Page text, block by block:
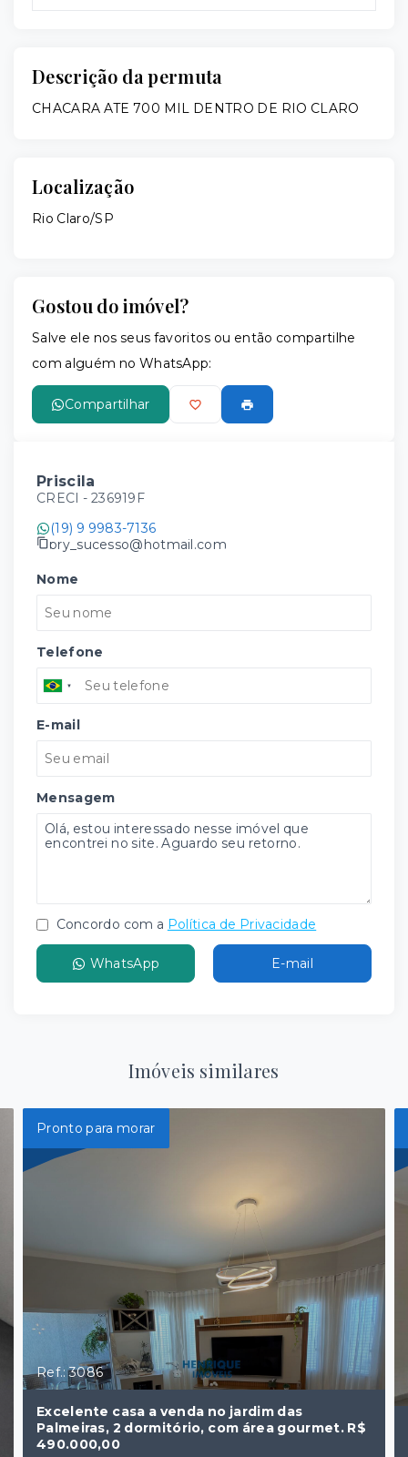
Descrição da permuta
CHACARA ATE 700 MIL DENTRO DE RIO CLARO
Localização
Rio Claro/SP
Gostou do imóvel?
Salve ele nos seus favoritos ou então compartilhe
com alguém no WhatsApp:
Compartilhar
Priscila
CRECI - 236919F
(19) 9 9983-7136
pry_sucesso@hotmail.com
Nome
Telefone
E-mail
Mensagem
Concordo com a Política de Privacidade
WhatsApp E-mail
Imóveis similares
Pronto para morar
Ref.: 3086
Excelente casa a venda no jardim das
Palmeiras, 2 dormitório, com área gourmet. R$
490.000,00